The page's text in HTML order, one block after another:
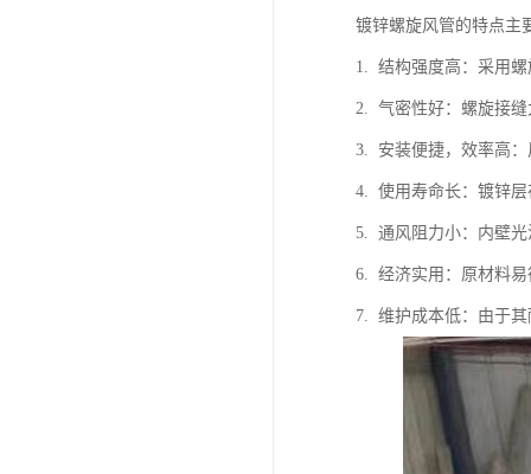
镀锌螺旋风管的特点主
1. 结构强度高：采用
2. 气密性好：螺旋接
3. 安装便捷，效率高：
4. 使用寿命长：镀锌层
5. 通风阻力小：内壁光
6. 经济实用：原材料易
7. 维护成本低：由于